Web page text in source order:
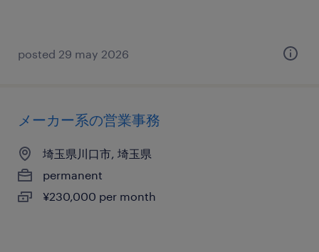
posted 29 may 2026
メーカー系の営業事務
埼玉県川口市, 埼玉県
permanent
¥230,000 per month